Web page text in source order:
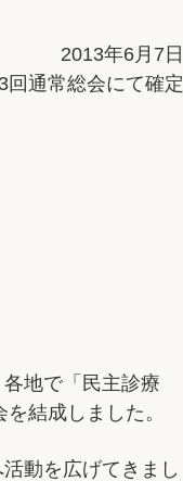
2013年6月7日
通常総会にて確定
地で「民主診療
結成しました。
動を広げてきまし